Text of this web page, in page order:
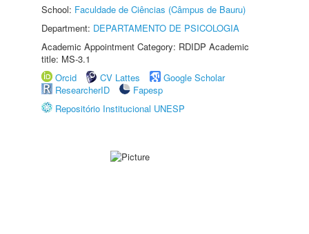
School: Faculdade de Ciências (Câmpus de Bauru)
Department: DEPARTAMENTO DE PSICOLOGIA
Academic Appointment Category: RDIDP Academic
title: MS-3.1
Orcid
CV Lattes
Google Scholar
ResearcherID
Fapesp
Repositório Institucional UNESP